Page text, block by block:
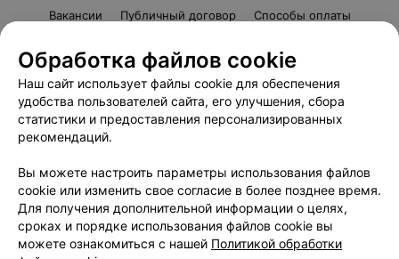
Вакансии
Публичный договор
Способы оплаты
«Афиша»
Пользовательское соглашение
Написать в поддержку
Связаться по вопросам сотрудничества
Персональные настройки cookie
Обработка персональных данных
Обработка файлов cookie
Наш сайт использует файлы cookie для обеспечения
удобства пользователей сайта, его улучшения, сбора
статистики и предоставления персонализированных
рекомендаций.
Вы можете настроить параметры использования файлов
cookie или изменить свое согласие в более позднее время.
Для получения дополнительной информации о целях,
сроках и порядке использования файлов cookie вы
можете ознакомиться с нашей Политикой обработки